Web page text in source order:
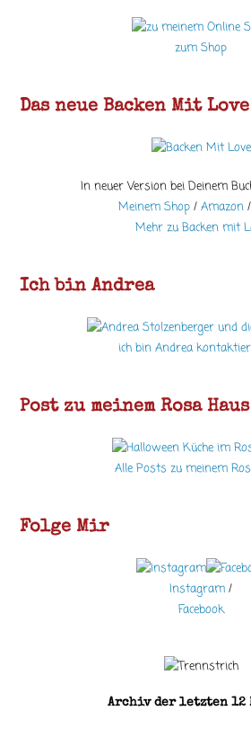
zum Shop
Das neue Backen Mit Love
In neuer Version bei Deinem
Meinem Shop/ Amazon
Mehr zu Backen mit
Ich bin Andrea
ich bin Andrea
Post zu meinem Rosa Haus
Alle Posts zu meinem
Folge Mir
Instagram /
Facebook
Archiv der letzten 12